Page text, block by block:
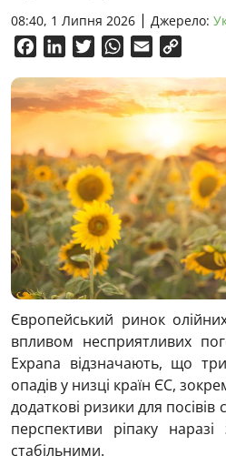
08:40, 1 Липня 2026 Джерело:
FacebookLinkedInTwitterWhatsApp
Email
Європейський ринок
впливом несприятливих
Expana відзначають, що
опадів у низці країн ЄС,
додаткові ризики для посівів
перспективи ріпаку
стабільними.